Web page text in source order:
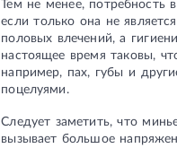
Тем не менее, потребность
если только она не
половых влечений, а
настоящее время таковы,
например, пах, губы и
поцелуями.
Следует заметить, что
вызывает большое